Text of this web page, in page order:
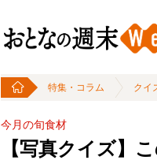
特集・コラム クイ
今月の旬食材
【写真クイズ】